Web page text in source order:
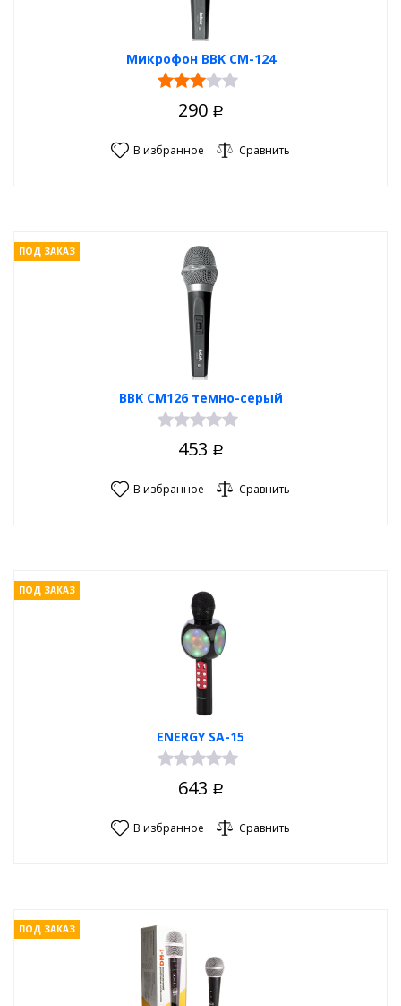
Микрофон BBK CM-124
290 Р
В избранное Сравнить
BBK CM126 темно-серый
ПОД ЗАКАЗ
453 Р
В избранное Сравнить
ENERGY SA-15
ПОД ЗАКАЗ
643 Р
В избранное Сравнить
ПОД ЗАКАЗ